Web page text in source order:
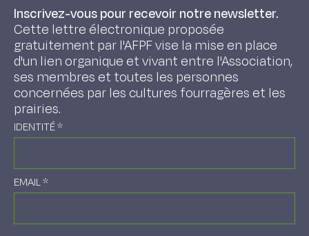
Inscrivez-vous pour recevoir notre newsletter.
Cette lettre électronique proposée
gratuitement par l'AFPF vise la mise en place
d'un lien organique et vivant entre l'Association,
ses membres et toutes les personnes
concernées par les cultures fourragères et les
prairies.
IDENTITÉ*
EMAIL*